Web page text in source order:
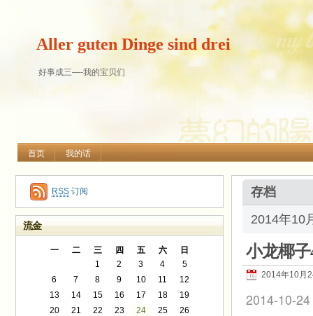
Aller guten Dinge sind drei
好事成三—-我的宝贝们
首页 我的话
存档
2014年10
小龙椰子
2014年10月
2014-10-24
RSS 订阅
流金
一 二 三 四 五 六 日
1 2 3 4
5
6
7 8 9 10 11
12
13
14 15 16 17 18
19
20
21 22 23 24 25
26